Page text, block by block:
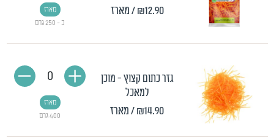
₪12.90 / מארז
כ - 250 גרם
מארז
גזר כתום קצוץ - מוכן
למאכל
₪14.90/ מארז 400 גרם
מארז
0